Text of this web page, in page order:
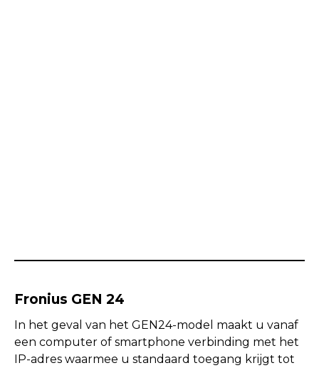
Fronius GEN 24
In het geval van het GEN24-model maakt u vanaf
een computer of smartphone verbinding met het
IP-adres waarmee u standaard toegang krijgt tot